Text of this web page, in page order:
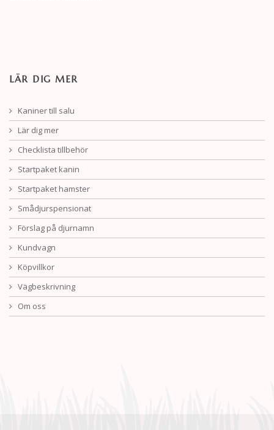
LÄR DIG MER
Kaniner till salu
Lär dig mer
Checklista tillbehör
Startpaket kanin
Startpaket hamster
Smådjurspensionat
Förslag på djurnamn
Kundvagn
Köpvillkor
Vägbeskrivning
Om oss